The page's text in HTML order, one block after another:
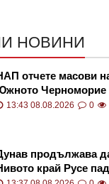
НОВИНИ
отчете масови
Черноморие
13:43 08.08.2026 0
продължава
край Русе